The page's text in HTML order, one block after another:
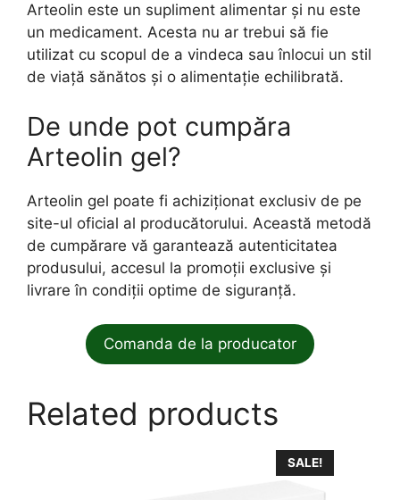
Arteolin este un supliment alimentar și nu este
un medicament. Acesta nu ar trebui să fie
utilizat cu scopul de a vindeca sau înlocui un stil
de viață sănătos și o alimentație echilibrată.
De unde pot cumpăra
Arteolin gel?
Arteolin gel poate fi achiziționat exclusiv de pe
site-ul oficial al producătorului. Această metodă
de cumpărare vă garantează autenticitatea
produsului, accesul la promoții exclusive și
livrare în condiții optime de siguranță.
Comanda de la producator
Related products
SALE!